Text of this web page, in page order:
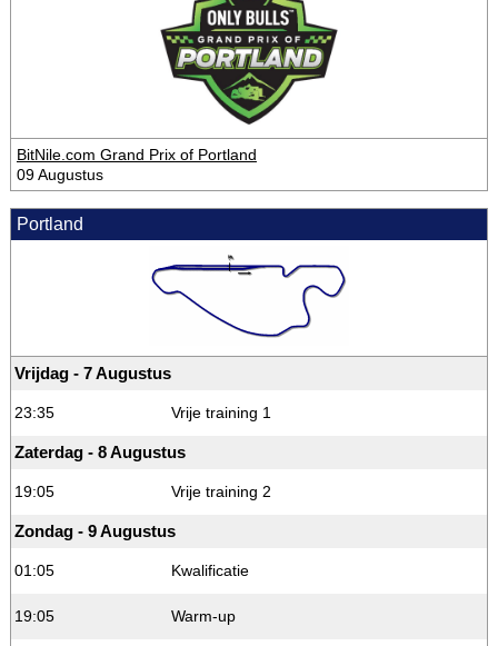
BitNile.com Grand Prix of Portland
09 Augustus
Portland
Vrijdag - 7 Augustus
23:35 Vrije training 1
Zaterdag - 8 Augustus
19:05 Vrije training 2
Zondag - 9 Augustus
01:05 Kwalificatie
19:05 Warm-up